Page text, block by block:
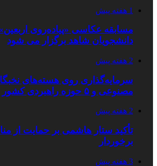
1 هفته پیش
مسابقه عکاسی «پیاده‌روی
دانشجویان شاهد برگزار می شود
2 هفته پیش
سرمایه‌گذاری روی هسته‌های
مصنوعی و ۵ حوزه راهبردی کشور
2 هفته پیش
تأکید ستار هاشمی بر حمایت از
برخوردار
3 هفته پیش